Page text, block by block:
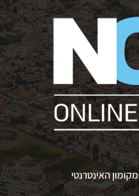
האינטרנטי